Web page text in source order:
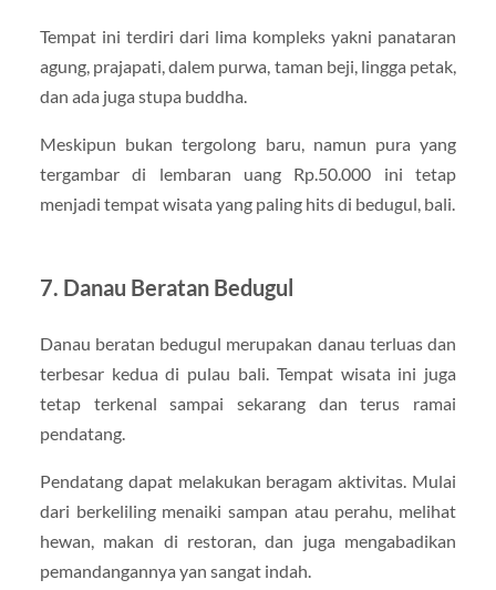
Tempat ini terdiri dari lima kompleks yakni panataran
agung, prajapati, dalem purwa, taman beji, lingga petak,
dan ada juga stupa buddha.
Meskipun bukan tergolong baru, namun pura yang
tergambar di lembaran uang Rp.50.000 ini tetap
menjadi tempat wisata yang paling hits di bedugul, bali.
7. Danau Beratan Bedugul
Danau beratan bedugul merupakan danau terluas dan
terbesar kedua di pulau bali. Tempat wisata ini juga
tetap terkenal sampai sekarang dan terus ramai
pendatang.
Pendatang dapat melakukan beragam aktivitas. Mulai
dari berkeliling menaiki sampan atau perahu, melihat
hewan, makan di restoran, dan juga mengabadikan
pemandangannya yan sangat indah.